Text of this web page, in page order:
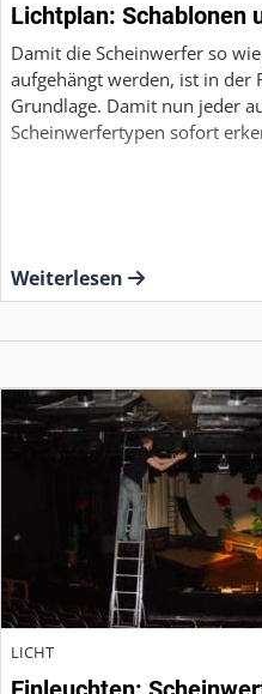
Lichtplan: Schablonen
Damit die Scheinwerfer so
aufgehängt werden, ist in der
Grundlage. Damit nun jeder
Scheinwerfertypen sofort
Weiterlesen
LICHT